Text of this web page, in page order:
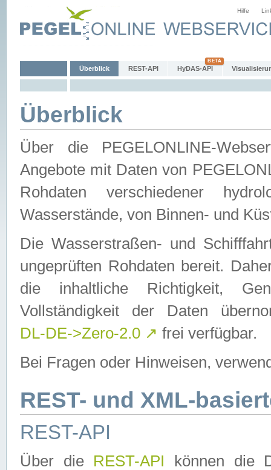
Hilfe
Überblick REST-API HyDAS-API
Überblick
Über die PEGELONLINE-
Angebote mit Daten von
Rohdaten verschiedener
Wasserstände, von Binnen- und
Die Wasserstraßen- und
ungeprüften Rohdaten bereit.
die inhaltliche Richtigkeit,
Vollständigkeit der Daten
DL-DE->Zero-2.0 ↗ frei verfügbar.
Bei Fragen oder Hinweisen,
REST- und XML-
REST-API
Über die REST-API können die